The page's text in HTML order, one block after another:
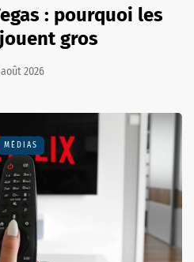
: pourquoi les
gros
2026
MÉDIAS